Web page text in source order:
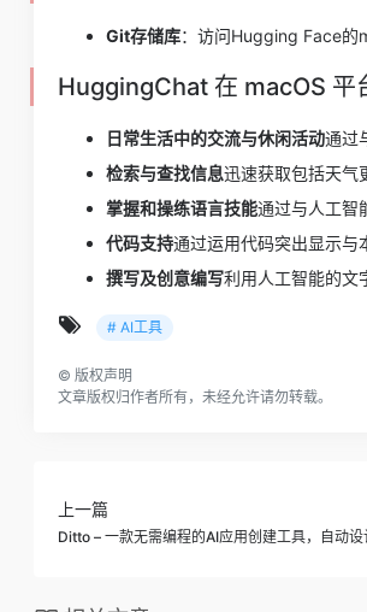
Git存储库：访问Hugging Face
HuggingChat 在 macOS 平
日常生活中的交流与休闲活动通过
检索与查找信息迅速获取包括天气
掌握和操练语言技能通过与人工智
代码支持通过运用代码突出显示与
撰写及创意编写利用人工智能的文
# AI工具
© 版权声明
文章版权归作者所有，未经允许请勿转载。
上一篇
Ditto – 一款无需编程的AI应用创建工具，自动